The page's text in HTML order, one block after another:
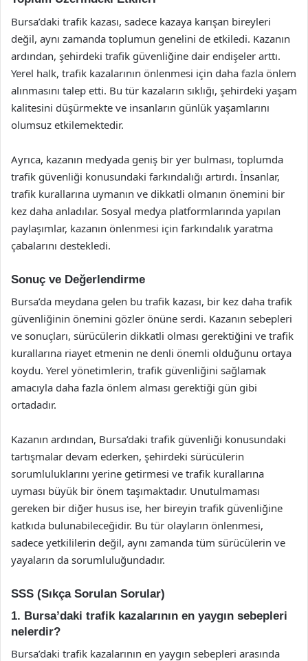
Bursa’daki trafik kazası, sadece kazaya karışan bireyleri
değil, aynı zamanda toplumun genelini de etkiledi. Kazanın
ardından, şehirdeki trafik güvenliğine dair endişeler arttı.
Yerel halk, trafik kazalarının önlenmesi için daha fazla önlem
alınmasını talep etti. Bu tür kazaların sıklığı, şehirdeki yaşam
kalitesini düşürmekte ve insanların günlük yaşamlarını
olumsuz etkilemektedir.
Ayrıca, kazanın medyada geniş bir yer bulması, toplumda
trafik güvenliği konusundaki farkındalığı artırdı. İnsanlar,
trafik kurallarına uymanın ve dikkatli olmanın önemini bir
kez daha anladılar. Sosyal medya platformlarında yapılan
paylaşımlar, kazanın önlenmesi için farkındalık yaratma
çabalarını destekledi.
Sonuç ve Değerlendirme
Bursa’da meydana gelen bu trafik kazası, bir kez daha trafik
güvenliğinin önemini gözler önüne serdi. Kazanın sebepleri
ve sonuçları, sürücülerin dikkatli olması gerektiğini ve trafik
kurallarına riayet etmenin ne denli önemli olduğunu ortaya
koydu. Yerel yönetimlerin, trafik güvenliğini sağlamak
amacıyla daha fazla önlem alması gerektiği gün gibi
ortadadır.
Kazanın ardından, Bursa’daki trafik güvenliği konusundaki
tartışmalar devam ederken, şehirdeki sürücülerin
sorumluluklarını yerine getirmesi ve trafik kurallarına
uyması büyük bir önem taşımaktadır. Unutulmaması
gereken bir diğer husus ise, her bireyin trafik güvenliğine
katkıda bulunabileceğidir. Bu tür olayların önlenmesi,
sadece yetkililerin değil, aynı zamanda tüm sürücülerin ve
yayaların da sorumluluğundadır.
SSS (Sıkça Sorulan Sorular)
1. Bursa’daki trafik kazalarının en yaygın sebepleri
nelerdir?
Bursa’daki trafik kazalarının en yaygın sebepleri arasında